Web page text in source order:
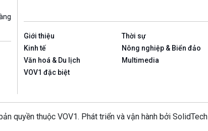
Giới thiệu Thời sự
Kinh tế
Nông nghiệp & Biển đảo
Văn hoá & Du lịch
Multimedia
VOV1 đặc biệt
quyền thuộc VOV1. Phát triển và vận hành bởi SolidTech